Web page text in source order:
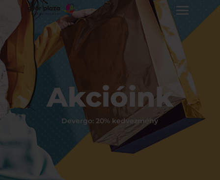
Akcióink
Devergo: 20% kedvezmény